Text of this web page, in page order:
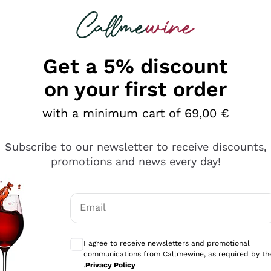
looking for
è male ma secondo me ci sono alternative che
Get a 5% discount
on your first order
with a minimum cart of 69,00 €
Subscribe to our newsletter to receive discounts,
promotions and news every day!
Email
I agree to receive newsletters and promotional
communications from Callmewine, as required by
.Privacy Policy